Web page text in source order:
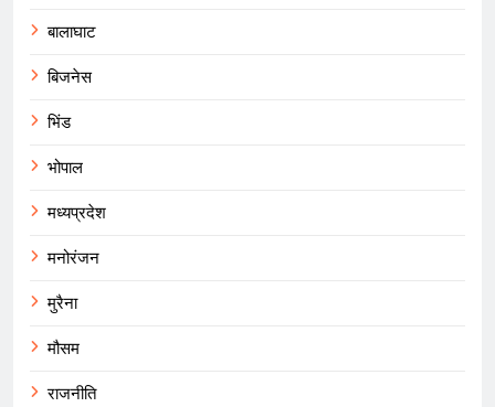
बालाघाट
बिजनेस
भिंड
भोपाल
मध्यप्रदेश
मनोरंजन
मुरैना
मौसम
राजनीति